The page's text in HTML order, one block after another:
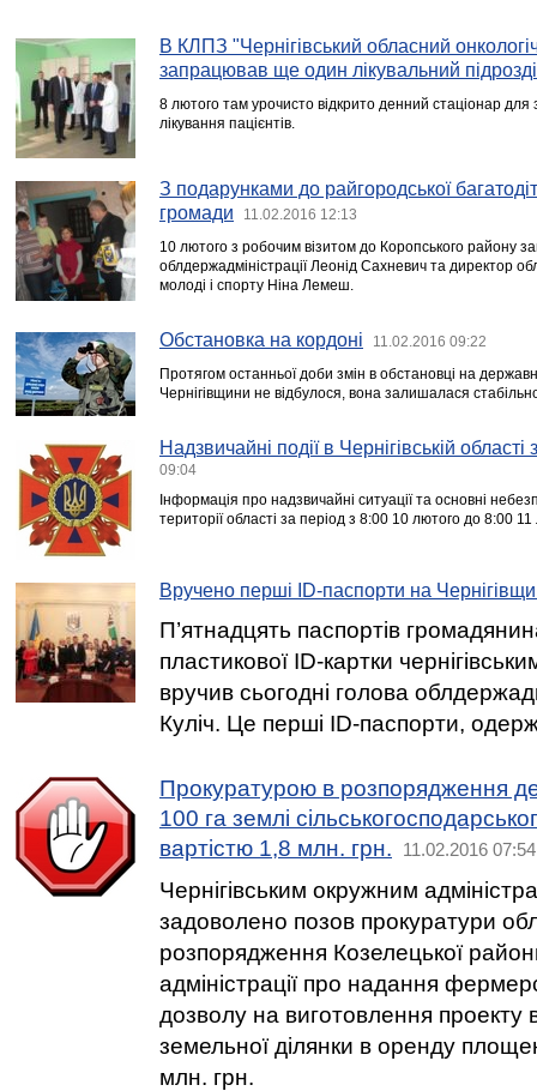
В КЛПЗ "Чернігівський обласний
запрацював ще один лікувальний
8 лютого там урочисто відкрито денний стаціонар для
лікування пацієнтів.
З подарунками до райгородської
громади
11.02.2016 12:13
10 лютого з робочим візитом до Коропського району
облдержадміністрації Леонід Сахневич та директор
молоді і спорту Ніна Лемеш.
Обстановка на кордоні 11.02.2016 09:22
Протягом останньої доби змін в обстановці на
Чернігівщини не відбулося, вона залишалася
Надзвичайні події в Чернігівській
09:04
Інформація про надзвичайні ситуації та основні
території області за період з 8:00 10 лютого до 8:00
Вручено перші ID-паспорти на
П’ятнадцять паспортів
пластикової ID-картки
вручив сьогодні голова
Куліч. Це перші ID-паспорти,
Прокуратурою в розпорядження
100 га землі
вартістю 1,8 млн. грн.
11.02.2016 07:54
Чернігівським окружним
задоволено позов прокуратури
розпорядження Козелецької
адміністрації про надання
дозволу на виготовлення проекту
земельної ділянки в оренду
млн. грн.